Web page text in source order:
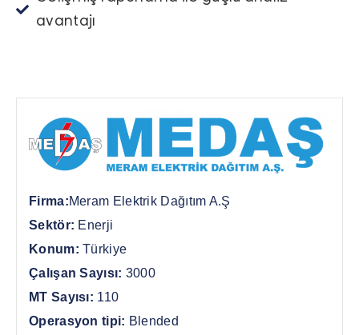
avantajı
Firma:Meram Elektrik Dağıtım A.Ş
Sektör: Enerji
Konum: Türkiye
Çalışan Sayısı: 3000
MT Sayısı: 110
Operasyon tipi: Blended